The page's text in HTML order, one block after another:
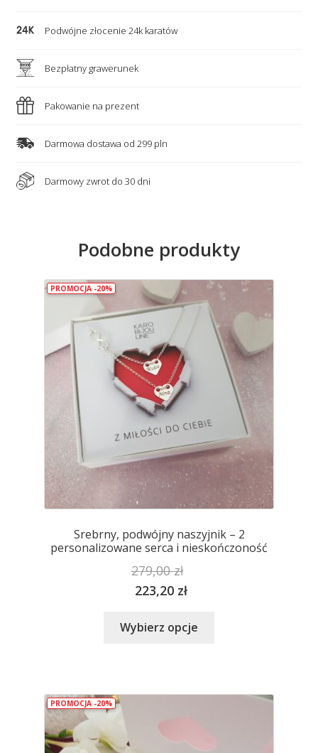
Podwójne złocenie 24k karatów
Bezpłatny grawerunek
Pakowanie na prezent
Darmowa dostawa od 299 pln
Darmowy zwrot do 30 dni
Podobne produkty
PROMOCJA -20%
Srebrny, podwójny naszyjnik – 2
personalizowane serca i nieskończoność
279,00zł
223,20 zł
Wybierz opcje
wariantów.
PROMOCJA -20%